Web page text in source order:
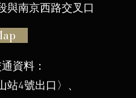
與南京西路交叉口
資料：
4號出口〉、